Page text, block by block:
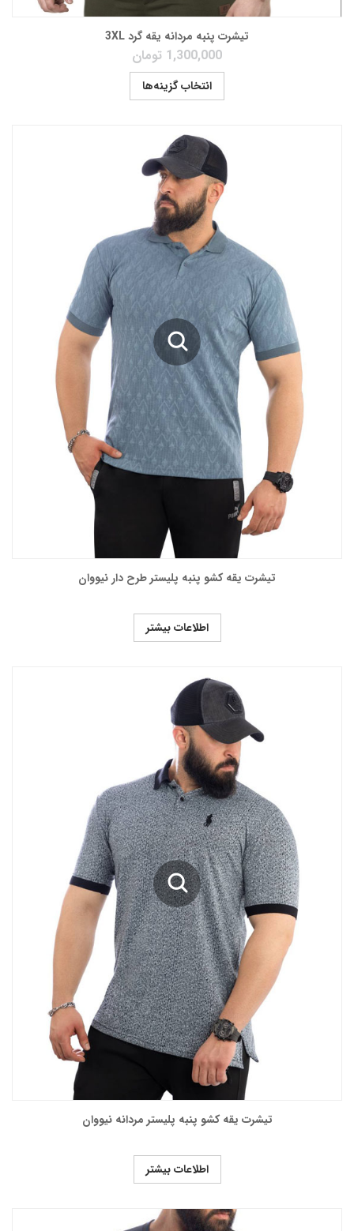
تیشرت پنبه مردانه یقه گرد 3XL
1,300,000 تومان
انتخاب گزینه‌ها
تیشرت یقه کشو پنبه پلیستر طرح دار نیووان
اطلاعات بیشتر
تیشرت یقه کشو پنبه پلیستر مردانه نیووان
اطلاعات بیشتر